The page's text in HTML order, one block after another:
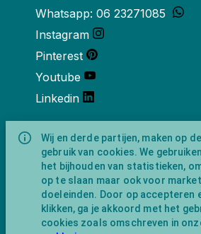
Wij en derde partijen, maken op
gebruik van cookies. We
het bijhouden van statistieken,
op te slaan maar ook voor
doeleinden. Door op accepteren
klikken, ga je akkoord met het
cookies zoals omschreven in
Whatsapp: 06 23271085
Instagram
Pinterest
Youtube
Linkedin
Over ons
Schroef-it is een
NewFeather B.V. geregisteerd
nummer 91702593 met BTW-
identificatienummer
Postadres Amsterdamseweg